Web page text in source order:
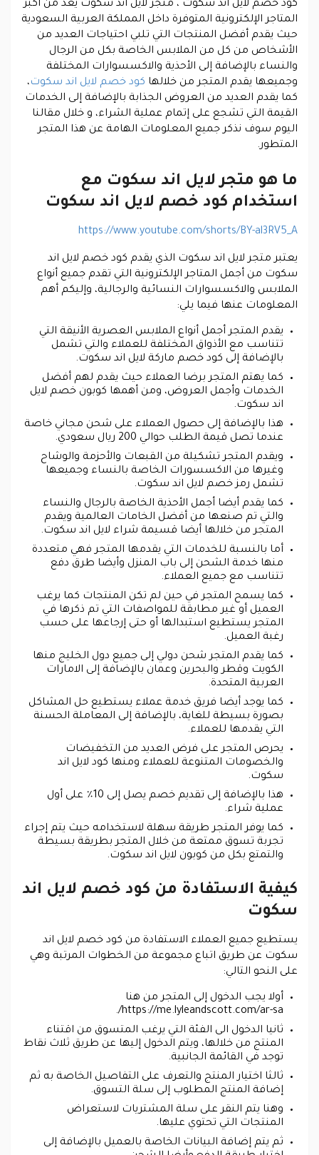
كود خصم لايل اند سكوت ، متجر لايل اند سكوت يعد من أكبر
المتاجر الإلكترونية المتوفرة داخل المملكة العربية السعودية
حيث يقدم أفضل المنتجات التي تلبي احتياجات العديد من
الأشخاص من كل من الملابس الخاصة بكل من الرجال
والنساء بالإضافة إلى الأحذية والاكسسوارات المختلفة
وجميعها يقدم المتجر من خلالها كود خصم لايل اند سكوت،
كما يقدم العديد من العروض الجذابة بالإضافة إلى الخدمات
القيمة التي تشجع على إتمام عملية الشراء، و خلال مقالنا
اليوم سوف نذكر جميع المعلومات الهامة عن هذا المتجر
المتطور.
ما هو متجر لايل اند سكوت مع
استخدام كود خصم لايل اند سكوت
https://www.youtube.com/shorts/BY-al3RV5_A
يعتبر متجر لايل اند سكوت الذي يقدم كود خصم لايل اند
سكوت من أجمل المتاجر الإلكترونية التي تقدم جميع أنواع
الملابس والاكسسوارات النسائية والرجالية، وإليكم أهم
المعلومات عنها فيما يلي:
يقدم المتجر أجمل أنواع الملابس العصرية الأنيقة التي
تتناسب مع الأذواق المختلفة للعملاء والتي تشمل
بالإضافة إلى كود خصم ماركة لايل اند سكوت.
كما يهتم المتجر برضا العملاء حيث يقدم لهم أفضل
الخدمات وأجمل العروض، ومن أهمها كوبون خصم لايل
اند سكوت.
هذا بالإضافة إلى حصول العملاء على شحن مجاني خاصة
عندما تصل قيمة الطلب حوالي 200 ريال سعودي.
ويقدم المتجر تشكيلة من القبعات والأحزمة والوشاح
وغيرها من الاكسسورات الخاصة بالنساء وجميعها
تشمل رمز خصم لايل اند سكوت.
كما يقدم أيضا أجمل الأحذية الخاصة بالرجال والنساء
والتي تم صنعها من أفضل الخامات العالمية ويقدم
المتجر من خلالها أيضا قسيمة شراء لايل اند سكوت.
أما بالنسبة للخدمات التي يقدمها المتجر فهي متعددة
منها خدمة الشحن إلى باب المنزل وأيضا طرق دفع
تتناسب مع جميع العملاء.
كما يسمح المتجر في حين لم تكن المنتجات كما يرغب
العميل أو غير مطابقة للمواصفات التي تم ذكرها في
المتجر يستطيع استبدالها أو حتى إرجاعها على حسب
رغبة العميل.
كما يقدم المتجر شحن دولي إلى جميع دول الخليج منها
الكويت وقطر والبحرين وعمان بالإضافة إلى الامارات
العربية المتحدة.
كما يوجد أيضا فريق خدمة عملاء يستطيع حل المشاكل
بصورة بسيطة للغاية، بالإضافة إلى المعاملة الحسنة
التي يقدمها للعملاء.
يحرص المتجر على فرض العديد من التخفيضات
والخصومات المتنوعة للعملاء ومنها كود لايل اند
سكوت.
هذا بالإضافة إلى تقديم خصم يصل إلى 10٪ على أول
عملية شراء.
كما يوفر المتجر طريقة سهلة لاستخدامه حيث يتم إجراء
تجربة تسوق ممتعة من خلال المتجر بطريقة بسيطة
والتمتع بكل من كوبون لايل اند سكوت.
كيفية الاستفادة من كود خصم لايل اند
سكوت
يستطيع جميع العملاء الاستفادة من كود خصم لايل اند
سكوت عن طريق اتباع مجموعة من الخطوات المرتبة وهي
على النحو التالي:
أولا يجب الدخول إلى المتجر من هنا
https://me.lyleandscott.com/ar-sa/.
ثانيا الدخول الى الفئة التي يرغب المتسوق من اقتناء
المنتج من خلالها، ويتم الدخول إليها عن طريق ثلاث نقاط
توجد في القائمة الجانبية.
ثالثا اختيار المنتج والتعرف على التفاصيل الخاصة به ثم
إضافة المنتج المطلوب إلى سلة التسوق.
وهنا يتم النقر على سلة المشتريات لاستعراض
المنتجات التي تحتوي عليها.
ثم يتم إضافة البيانات الخاصة بالعميل بالإضافة إلى